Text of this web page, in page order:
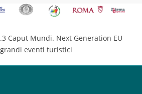
Caput Mundi. Next Generation EU
eventi turistici